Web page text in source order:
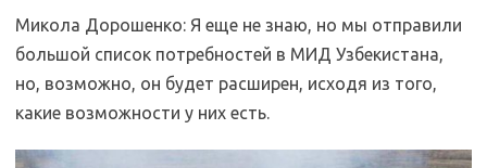
Микола Дорошенко: Я еще не знаю, но мы отправили
большой список потребностей в МИД Узбекистана,
но, возможно, он будет расширен, исходя из того,
какие возможности у них есть.